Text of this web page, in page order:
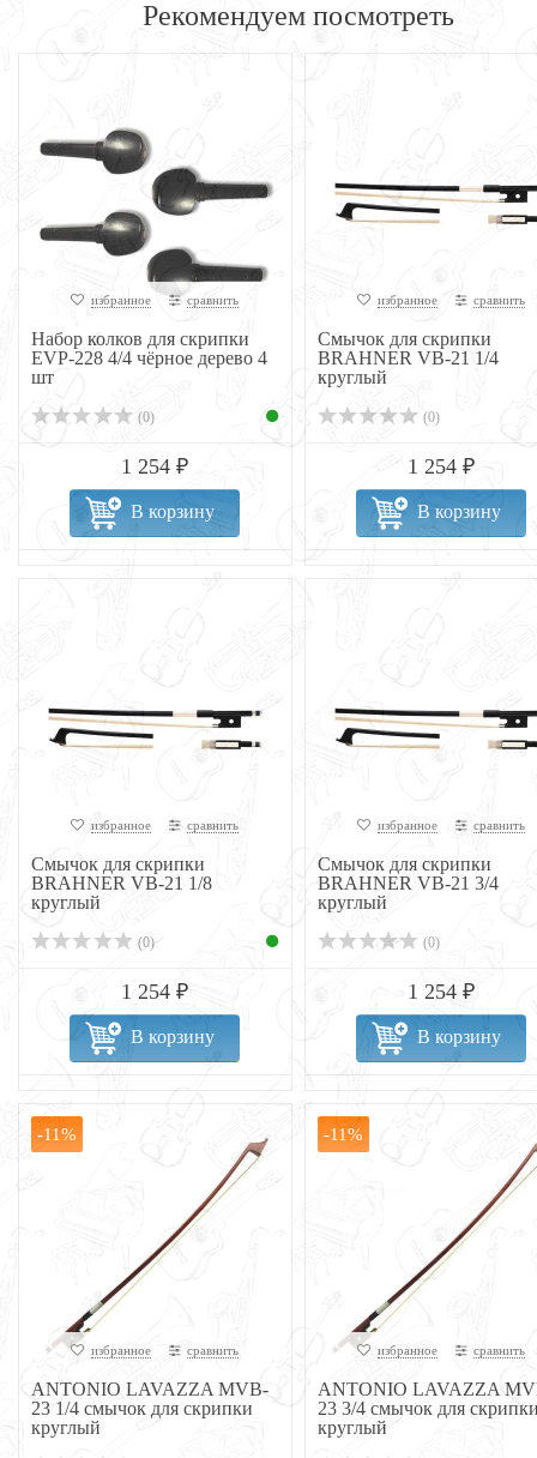
Рекомендуем посмотреть
избранное сравнить
Набор колков для скрипки
EVP-228 4/4 чёрное дерево 4
шт
(0)
1 254 ₽
В корзину
избранное сравнить
Смычок для скрипки
BRAHNER VB-21 1/4
круглый
(0)
1 254 ₽
В корзину
избранное сравнить
Смычок для скрипки
BRAHNER VB-21 1/8
круглый
(0)
1 254 ₽
В корзину
избранное сравнить
Смычок для скрипки
BRAHNER VB-21 3/4
круглый
(0)
1 254 ₽
В корзину
-11%
избранное сравнить
ANTONIO LAVAZZA MVB-
23 1/4 смычок для скрипки
круглый
-11%
избранное сравнить
ANTONIO LAVAZZA
23 3/4 смычок для
круглый